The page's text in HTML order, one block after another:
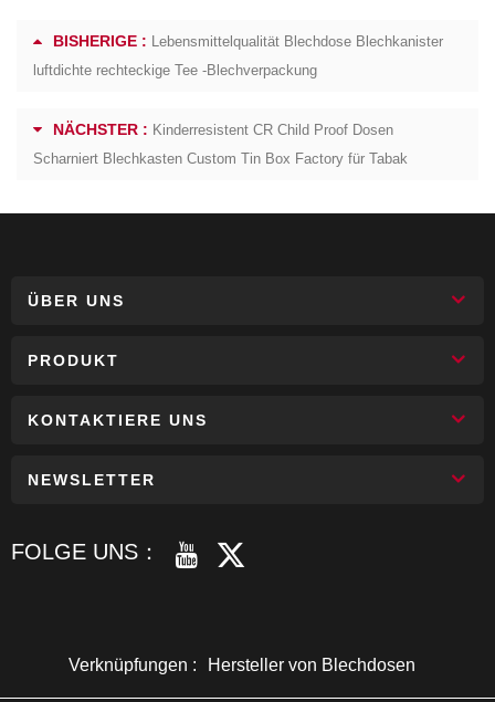
BISHERIGE : Lebensmittelqualität Blechdose Blechkanister
luftdichte rechteckige Tee -Blechverpackung
NÄCHSTER : Kinderresistent CR Child Proof Dosen
Scharniert Blechkasten Custom Tin Box Factory für Tabak
ÜBER UNS
PRODUKT
KONTAKTIERE UNS
NEWSLETTER
FOLGE UNS：
Verknüpfungen : Hersteller von Blechdosen